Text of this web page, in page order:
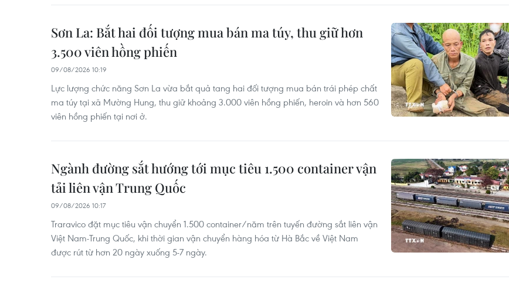
Sơn La: Bắt hai đối tượng mua bán ma túy, thu giữ hơn
3.500 viên hồng phiến
09/08/2026 10:19
Lực lượng chức năng Sơn La vừa bắt quả tang hai đối tượng mua bán trái phép chất
ma túy tại xã Mường Hung, thu giữ khoảng 3.000 viên hồng phiến, heroin và hơn 560
viên hồng phiến tại nơi ở.
Ngành đường sắt hướng tới mục tiêu 1.500 container vận
tải liên vận Trung Quốc
09/08/2026 10:17
Traravico đặt mục tiêu vận chuyển 1.500 container/năm trên tuyến đường sắt liên vận
Việt Nam-Trung Quốc, khi thời gian vận chuyển hàng hóa từ Hà Bắc về Việt Nam
được rút từ hơn 20 ngày xuống 5-7 ngày.